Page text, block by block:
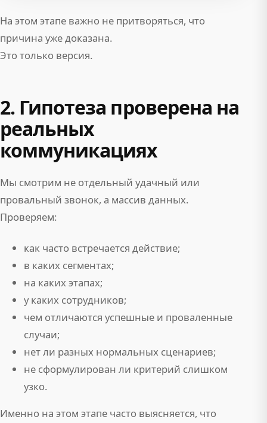
На этом этапе важно не притворяться, что
причина уже доказана.
Это только версия.
2. Гипотеза проверена на
реальных
коммуникациях
Мы смотрим не отдельный удачный или
провальный звонок, а массив данных.
Проверяем:
как часто встречается действие;
в каких сегментах;
на каких этапах;
у каких сотрудников;
чем отличаются успешные и проваленные
случаи;
нет ли разных нормальных сценариев;
не сформулирован ли критерий слишком
узко.
Именно на этом этапе часто выясняется, что